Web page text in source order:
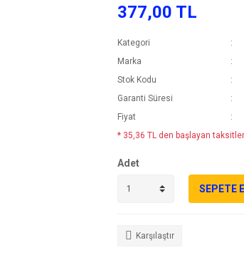
377,00 TL
Kategori
Marka
Stok Kodu
Garanti Süresi
Fiyat
* 35,36 TL den başlayan
Adet
SEPETE
Karşılaştır